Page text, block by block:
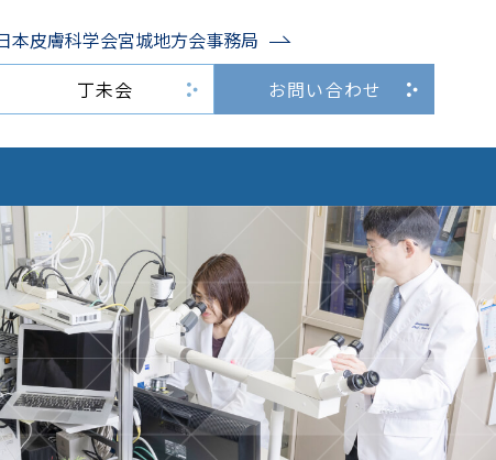
本皮膚科学会宮城地方会事務局
丁未会
お問い合わせ